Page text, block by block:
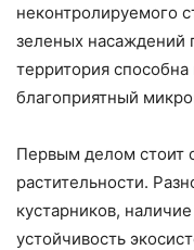
неконтролируемого
зеленых насаждений
территория
благоприятный
Первым делом стоит
растительности.
кустарников,
устойчивость